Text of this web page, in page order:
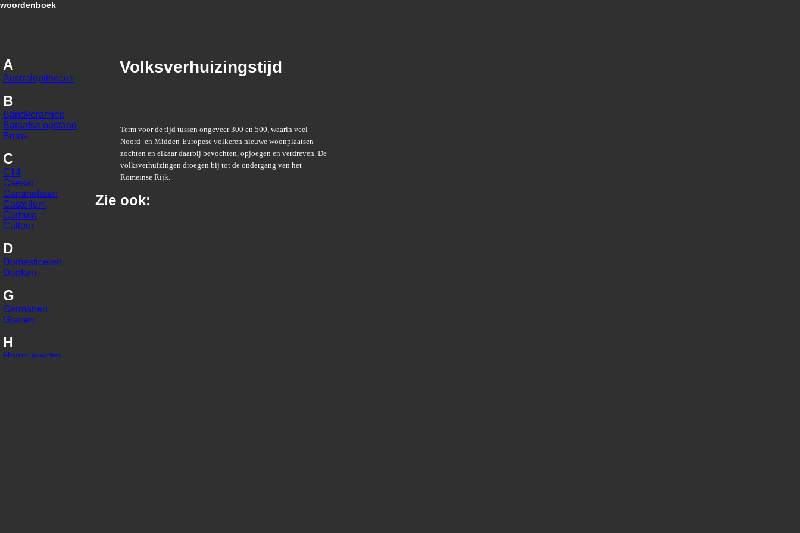
woordenboek
A
Australopithecus
B
Bandkeramiek
Bataafse opstand
Brons
C
C14
Caesar
Cananefaten
Castellum
Corbulo
Cultuur
D
Domesticeren
Donken
G
Germanen
Granen
H
Homo erectus
Volksverhuizingstijd
Term voor de tijd tussen ongeveer 300 en 500, waarin veel
Noord- en Midden-Europese volkeren nieuwe woonplaatsen
zochten en elkaar daarbij bevochten, opjoegen en verdreven. De
volksverhuizingen droegen bij tot de ondergang van het
Romeinse Rijk.
Zie ook: